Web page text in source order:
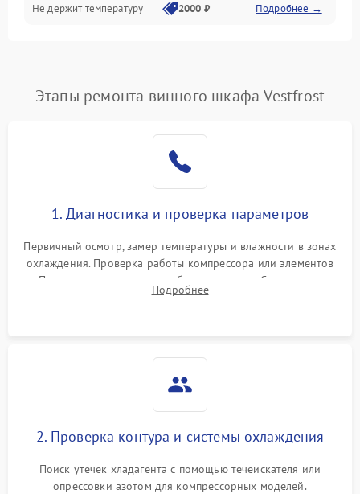
Не держит температуру 2000 ₽ Подробнее →
Этапы ремонта винного шкафа Vestfrost
1. Диагностика и проверка параметров
Первичный осмотр, замер температуры и влажности в зонах
охлаждения. Проверка работы компрессора или элементов
Пельтье, оценка уровня вибрации и шума. Считывание
ошибок с модуля управления.
Подробнее
2. Проверка контура и системы охлаждения
Поиск утечек хладагента с помощью течеискателя или
опрессовки азотом для компрессорных моделей.